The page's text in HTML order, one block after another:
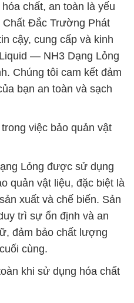
chất, an toàn là yếu
Chất Đắc Trường Phát
cậy, cung cấp và kinh
— NH3 Dạng Lỏng
Chúng tôi cam kết đảm
bạn an toàn và sạch
việc bảo quản vật
Lỏng được sử dụng
quản vật liệu, đặc biệt là
xuất và chế biến. Sản
trì sự ổn định và an
đảm bảo chất lượng
cùng.
khi sử dụng hóa chất